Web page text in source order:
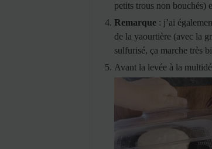
petits trous non bouchés)
Remarque : j’ai
de la yaourtière (avec la
sulfurisé, ça marche très
Avant la levée à la